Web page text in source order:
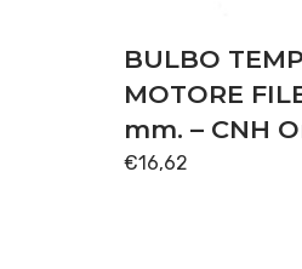
TRASMISSIONE
BULBO
MOTORE
mm. – CNH
€16,62